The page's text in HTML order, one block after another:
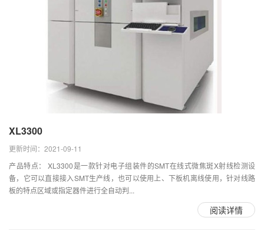
XL3300
更新时间：2021-09-11
产品特点： XL3300是一款针对电子组装件的SMT在线式微焦斑X射线检测设
备，它可以直接接入SMT生产线，也可以使用上、下板机离线使用，针对线路
板的特点区域或指定器件进行全自动判...
阅读详情